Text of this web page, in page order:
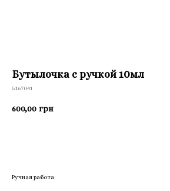
Бутылочка с ручкой 10мл
5167041
600,00 грн
Ручная работа